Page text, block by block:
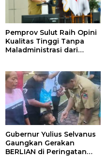
Pemprov Sulut Raih Opini
Kualitas Tinggi Tanpa
Maladministrasi dari
Gubernur Yulius Selvanus
Gaungkan Gerakan
BERLIAN di Peringatan